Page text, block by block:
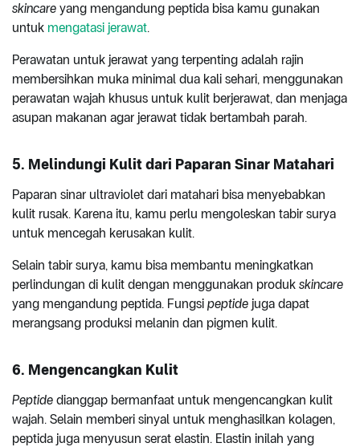
skincare yang mengandung peptida bisa kamu gunakan
untuk mengatasi jerawat.
Perawatan untuk jerawat yang terpenting adalah rajin
membersihkan muka minimal dua kali sehari, menggunakan
perawatan wajah khusus untuk kulit berjerawat, dan menjaga
asupan makanan agar jerawat tidak bertambah parah.
5. Melindungi Kulit dari Paparan Sinar Matahari
Paparan sinar ultraviolet dari matahari bisa menyebabkan
kulit rusak. Karena itu, kamu perlu mengoleskan tabir surya
untuk mencegah kerusakan kulit.
Selain tabir surya, kamu bisa membantu meningkatkan
perlindungan di kulit dengan menggunakan produk skincare
yang mengandung peptida. Fungsi peptide juga dapat
merangsang produksi melanin dan pigmen kulit.
6. Mengencangkan Kulit
Peptide dianggap bermanfaat untuk mengencangkan kulit
wajah. Selain memberi sinyal untuk menghasilkan kolagen,
peptida juga menyusun serat elastin. Elastin inilah yang